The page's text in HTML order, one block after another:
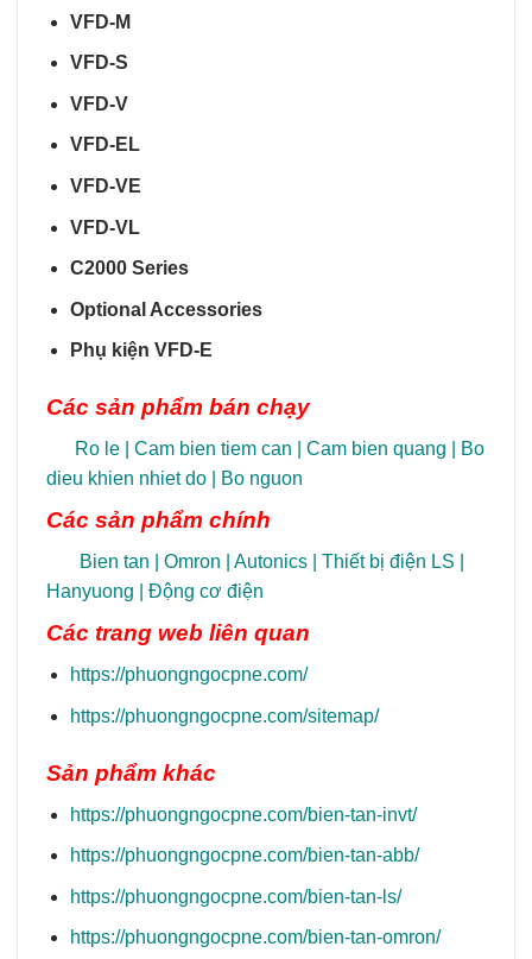
VFD-M
VFD-S
VFD-V
VFD-EL
VFD-VE
VFD-VL
C2000 Series
Optional Accessories
Phụ kiện VFD-E
Các sản phẩm bán chạy
Ro le Cam bien tiem can Cam bien quang
Bo
dieu khien nhiet do
Bo nguon
Các sản phẩm chính
Bien tan Omron Autonics Thiết bị điện LS
Hanyuong
Động cơ điện
Các trang web liên quan
https://phuongngocpne.com/
https://phuongngocpne.com/sitemap/
Sản phẩm khác
https://phuongngocpne.com/bien-tan-invt/
https://phuongngocpne.com/bien-tan-abb/
https://phuongngocpne.com/bien-tan-ls/
https://phuongngocpne.com/bien-tan-omron/